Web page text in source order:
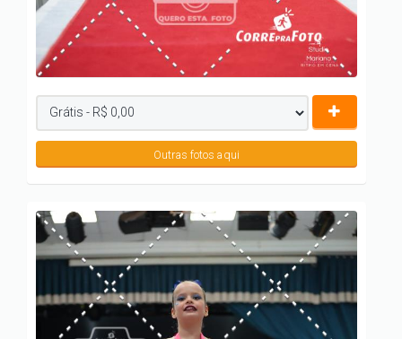
Outras fotos aqui